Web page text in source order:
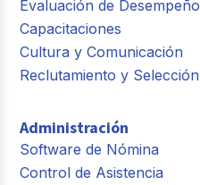
Evaluación de Desempeño
Capacitaciones
Cultura y Comunicación
Reclutamiento y Selección
Administración
Software de Nómina
Control de Asistencia